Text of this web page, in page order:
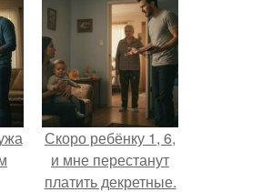
Скоро ребёнку 1, 6,
и мне перестанут
платить декретные.